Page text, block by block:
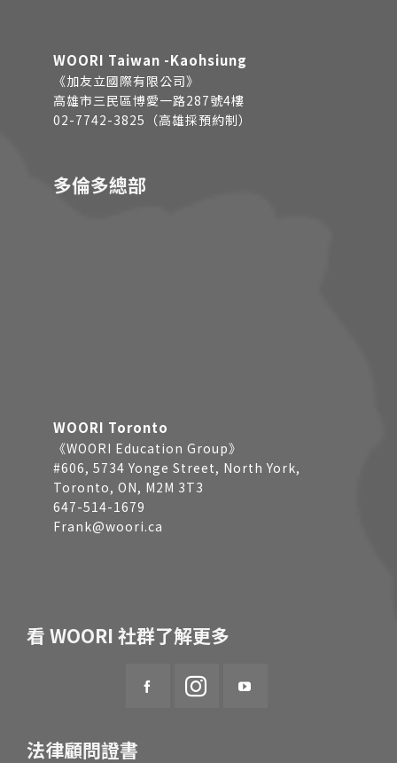
WOORI Taiwan -Kaohsiung
《加友立國際有限公司》
高雄市三民區博愛一路287號4樓
02-7742-3825（高雄採預約制）
多倫多總部
WOORI Toronto
《WOORI Education Group》
#606, 5734 Yonge Street, North York,
Toronto, ON, M2M 3T3
647-514-1679
Frank@woori.ca
看 WOORI 社群了解更多
法律顧問證書